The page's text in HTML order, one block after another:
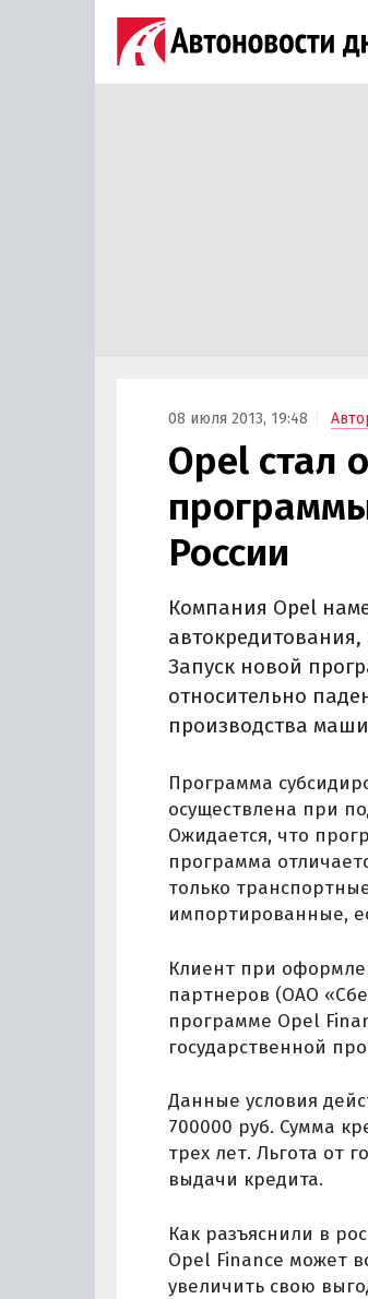
08 июля 2013, 19:48
Opel стал
России
Компания Opel
Запуск новой
относительно
производства
Программа
осуществлена при
Ожидается, что
программа
только
импортированные,
Клиент при
партнеров (ОАО
программе Opel
государственной
Данные условия
700000 руб. Сумма
трех лет. Льгота от
выдачи кредита.
Как разъяснили в
Opel Finance может
увеличить свою